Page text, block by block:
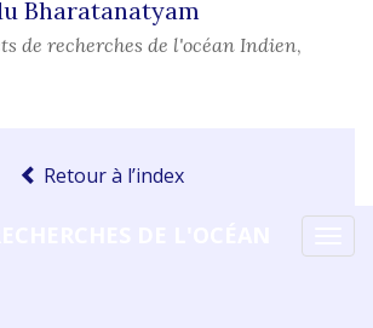
Bharatanatyam
de recherches de l'océan Indien,
Retour à l’index